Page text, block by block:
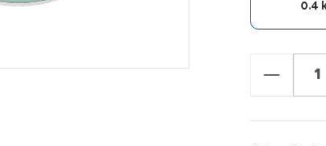
0.4
-